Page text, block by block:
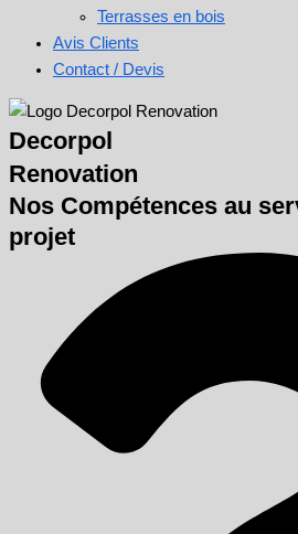
Terrasses en bois
Avis Clients
Contact / Devis
Decorpol
Renovation
Nos Compétences au
projet